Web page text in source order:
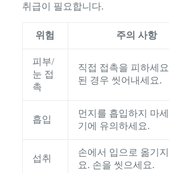
취급이 필요합니다.
위험 주의 사항
피부/
눈 접
촉
직접 접촉을 피하세
된 경우 씻어내세요.
흡입
먼지를 흡입하지 마
기에 유의하세요.
섭취
손에서 입으로 옮기지
요. 손을 씻으세요.